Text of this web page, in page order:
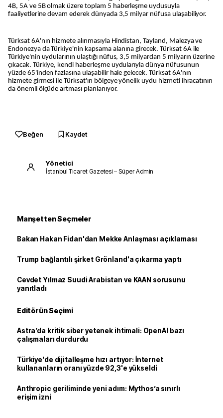
4B, 5A ve 5B olmak üzere toplam 5 haberleşme uydusuyla
faaliyetlerine devam ederek dünyada 3,5 milyar nüfusa ulaşabiliyor.
Türksat 6A'nın hizmete alınmasıyla Hindistan, Tayland, Malezya ve
Endonezya da Türkiye'nin kapsama alanına girecek. Türksat 6A ile
Türkiye'nin uydularının ulaştığı nüfus, 3,5 milyardan 5 milyarın üzerine
çıkacak. Türkiye, kendi haberleşme uydularıyla dünya nüfusunun
yüzde 65'inden fazlasına ulaşabilir hale gelecek. Türksat 6A'nın
hizmete girmesi ile Türksat'ın bölgeye yönelik uydu hizmeti ihracatının
da önemli ölçüde artması planlanıyor.
Beğen Kaydet
Yönetici
İstanbul Ticaret Gazetesi – Süper Admin
Manşetten Seçmeler
Bakan Hakan Fidan'dan Mekke Anlaşması açıklaması
Trump bağlantılı şirket Grönland'a çıkarma yaptı
Cevdet Yılmaz Suudi Arabistan ve KAAN sorusunu
yanıtladı
Editörün Seçimi
Astra’da kritik siber yetenek ihtimali: OpenAI bazı
çalışmaları durdurdu
Türkiye'de dijitalleşme hızı artıyor: İnternet
kullananların oranı yüzde 92,3'e yükseldi
Anthropic geriliminde yeni adım: Mythos’a sınırlı
erişim izni